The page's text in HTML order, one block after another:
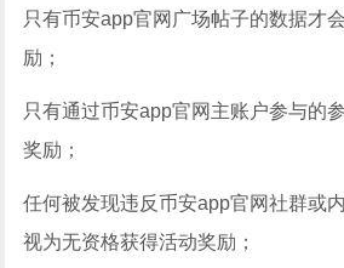
只有币安app官网广场帖子的数据才
励；
只有通过币安app官网主账户参与的
奖励；
任何被发现违反币安app官网社群或
视为无资格获得活动奖励；